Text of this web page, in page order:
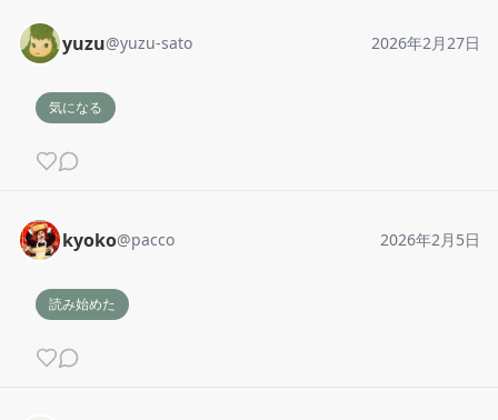
yuzu@yuzu-sato 2026年2月27日
気になる
kyoko@pacco 2026年2月5日
読み始めた